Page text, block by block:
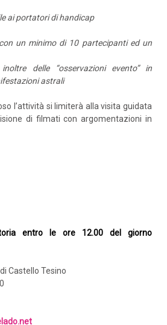
ai portatori di handicap
un minimo di 10 partecipanti ed un
delle “osservazioni evento” in
astrali
l’attività si limiterà alla visita guidata
di filmati con argomentazioni in
entro le ore 12.00 del giorno
Castello Tesino